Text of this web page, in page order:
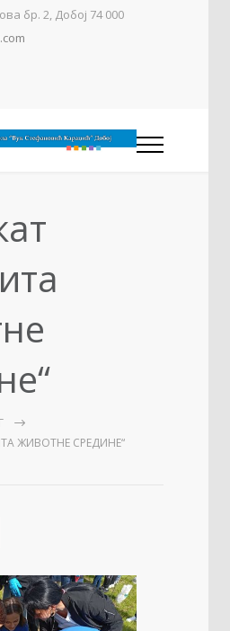
бр. 2, Добој 74 000
ЖИВОТНЕ СРЕДИНЕ“